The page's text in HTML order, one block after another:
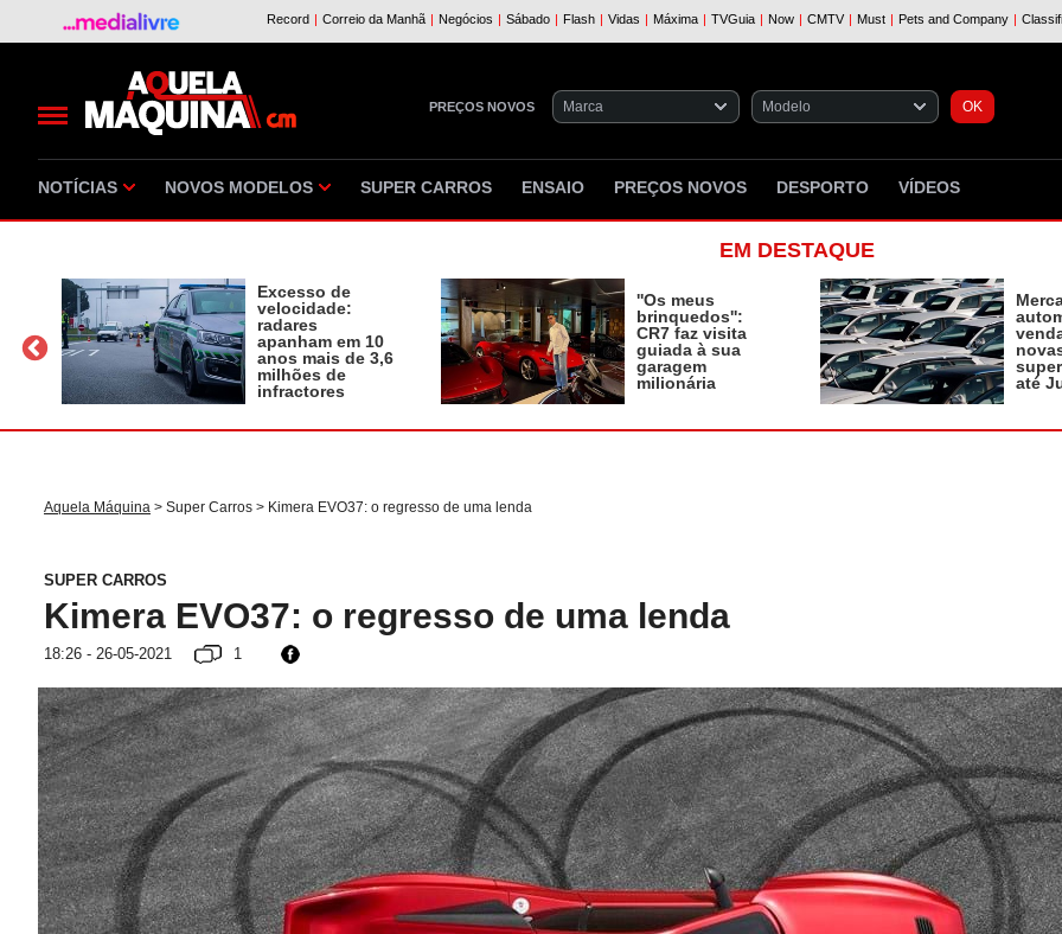
PREÇOS NOVOS
NOTÍCIAS NOVOS MODELOS SUPER CARROS ENSAIO PREÇOS NOVOS DESPORTO VÍDEOS
EM DESTAQUE
Excesso de
velocidade:
radares
apanham em 10
anos mais de 3,6
milhões de
infractores
''Os meus
brinquedos'':
CR7 faz visita
guiada à sua
garagem
milionária
até
Aquela Máquina > Super Carros > Kimera EVO37: o regresso de uma lenda
SUPER CARROS
Kimera EVO37: o regresso de uma lenda
18:26 - 26-05-2021 1